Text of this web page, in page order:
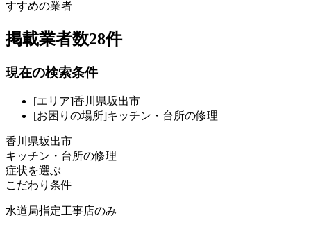
すすめの業者
掲載業者数28件
現在の検索条件
[エリア]香川県坂出市
[お困りの場所]キッチン・台所の修理
香川県坂出市
キッチン・台所の修理
症状を選ぶ
こだわり条件
水道局指定工事店のみ